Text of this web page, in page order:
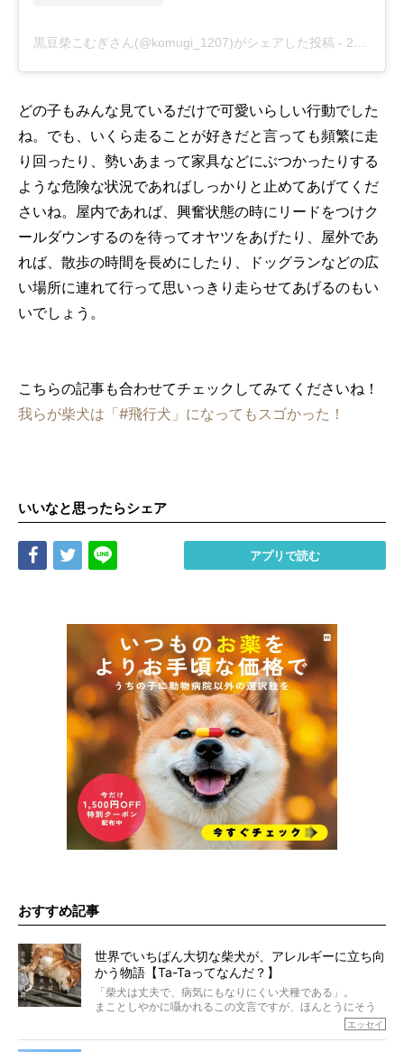
黒豆柴こむぎさん(@komugi_1207)がシェアした投稿 - 2018年12月月5日午前5時38分PST
どの子もみんな見ているだけで可愛いらしい行動でした
ね。でも、いくら走ることが好きだと言っても頻繁に走
り回ったり、勢いあまって家具などにぶつかったりする
ような危険な状況であればしっかりと止めてあげてくだ
さいね。屋内であれば、興奮状態の時にリードをつけク
ールダウンするのを待ってオヤツをあげたり、屋外であ
れば、散歩の時間を長めにしたり、ドッグランなどの広
い場所に連れて行って思いっきり走らせてあげるのもい
いでしょう。
こちらの記事も合わせてチェックしてみてくださいね！
我らが柴犬は「#飛行犬」になってもスゴかった！
いいなと思ったらシェア
Share Tweet アプリで読む
おすすめ記事
世界でいちばん大切な柴犬が、アレルギーに立ち向
かう物語【Ta-Taってなんだ？】
「柴犬は丈夫で、病気にもなりにくい犬種である」。
まことしやかに囁かれるこの文言ですが、ほんとうにそう
エッセイ